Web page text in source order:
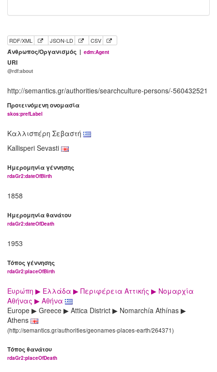
RDF/XML JSON-LD CSV
Άνθρωπος/Οργανισμός | edm:Agent
URI
@rdf:about
http://semantics.gr/authorities/searchculture-persons/-560432521
Προτεινόμενη ονομασία
skos:prefLabel
Καλλισπέρη Σεβαστή
Kallisperi Sevasti
Ημερομηνία γέννησης
rdaGr2:dateOfBirth
1858
Ημερομηνία θανάτου
rdaGr2:dateOfDeath
1953
Τόπος γέννησης
rdaGr2:placeOfBirth
Ευρώπη ▶ Ελλάδα ▶ Περιφέρεια Αττικής ▶ Νομαρχία
Αθήνας ▶ Αθήνα
Europe ▶ Greece ▶ Attica District ▶ Nomarchía Athínas ▶
Athens
(http://semantics.gr/authorities/geonames-places-earth/264371)
Τόπος θανάτου
rdaGr2:placeOfDeath